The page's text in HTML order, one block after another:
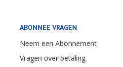
ABONNEE VRAGEN
Neem een Abonnement
Vragen over betaling